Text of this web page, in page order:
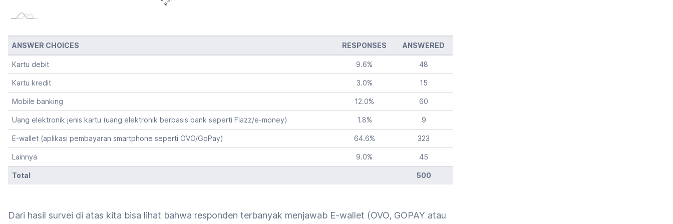
ANSWER CHOICES RESPONSES ANSWERED
Kartu debit 9.6% 48
Kartu kredit 3.0% 15
Mobile banking 12.0% 60
Uang elektronik jenis kartu (uang elektronik berbasis bank seperti Flazz/e-money) 1.8% 9
E-wallet (aplikasi pembayaran smartphone seperti OVO/GoPay) 64.6% 323
Lainnya 9.0% 45
Total 500
Dari hasil survei di atas kita bisa lihat bahwa responden terbanyak menjawab E-wallet (OVO, GOPAY atau